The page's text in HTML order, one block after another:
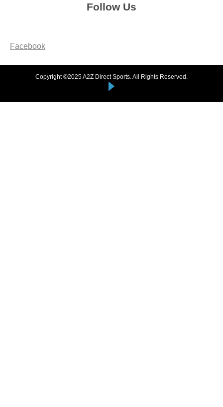
Follow Us
Facebook
Copyright ©2025 A2Z Direct Sports. All Rights Reserved.